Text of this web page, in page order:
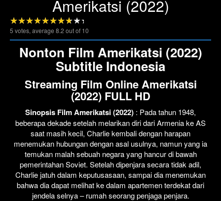
Lewati >>>
Click To Play
Amerikatsi (2022)
5 votes, average 8.2 out of 10
Nonton Film Amerikatsi (2022)
Subtitle Indonesia
Streaming Film Online Amerikatsi
(2022) FULL HD
Sinopsis Film Amerikatsi (2022) : Pada tahun 1948,
beberapa dekade setelah melarikan diri dari Armenia ke AS
saat masih kecil, Charlie kembali dengan harapan
menemukan hubungan dengan asal usulnya, namun yang ia
temukan malah sebuah negara yang hancur di bawah
pemerintahan Soviet. Setelah dipenjara secara tidak adil,
Charlie jatuh dalam keputusasaan, sampai dia menemukan
bahwa dia dapat melihat ke dalam apartemen terdekat dari
jendela selnya – rumah seorang penjaga penjara.